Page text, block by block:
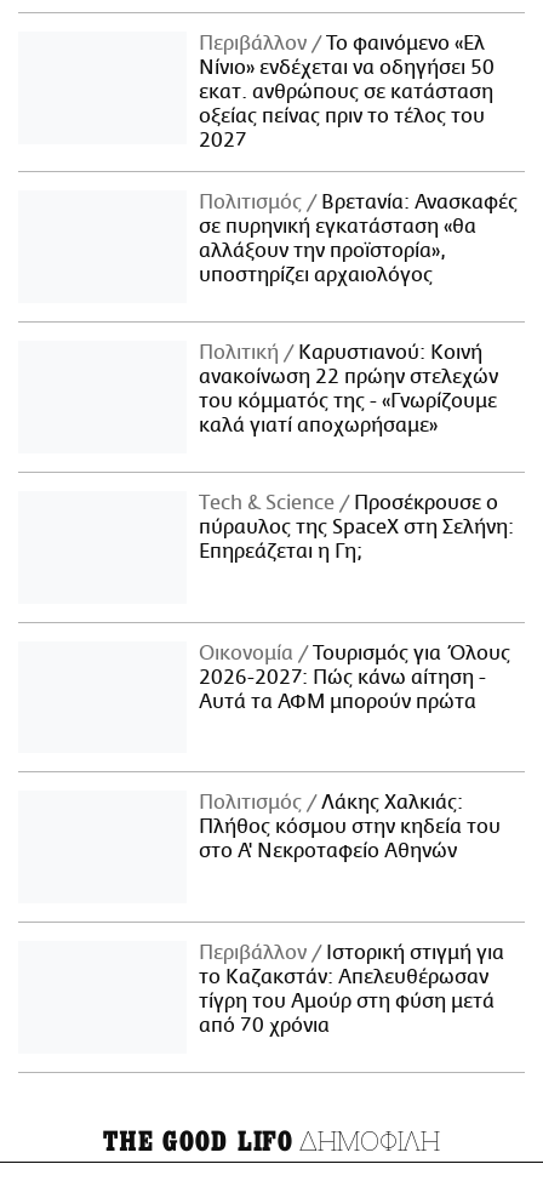
Περιβάλλον
Το φαινόμενο «Ελ
Νίνιο» ενδέχεται να οδηγήσει 50
εκατ. ανθρώπους σε κατάσταση
οξείας πείνας πριν το τέλος του
2027
Πολιτισμός
Βρετανία: Ανασκαφές
σε πυρηνική εγκατάσταση «θα
αλλάξουν την προϊστορία»,
υποστηρίζει αρχαιολόγος
Πολιτική
Καρυστιανού: Κοινή
ανακοίνωση 22 πρώην στελεχών
του κόμματός της - «Γνωρίζουμε
καλά γιατί αποχωρήσαμε»
Τech & Science
Προσέκρουσε ο
πύραυλος της SpaceX στη Σελήνη:
Επηρεάζεται η Γη;
Οικονομία
Τουρισμός για Όλους
2026-2027: Πώς κάνω αίτηση -
Αυτά τα ΑΦΜ μπορούν πρώτα
Πολιτισμός
Λάκης Χαλκιάς:
Πλήθος κόσμου στην κηδεία του
στο Α' Νεκροταφείο Αθηνών
Περιβάλλον
Ιστορική στιγμή για
το Καζακστάν: Απελευθέρωσαν
τίγρη του Αμούρ στη φύση μετά
από 70 χρόνια
THE GOOD LIFO ΔΗΜΟΦΙΛΗ